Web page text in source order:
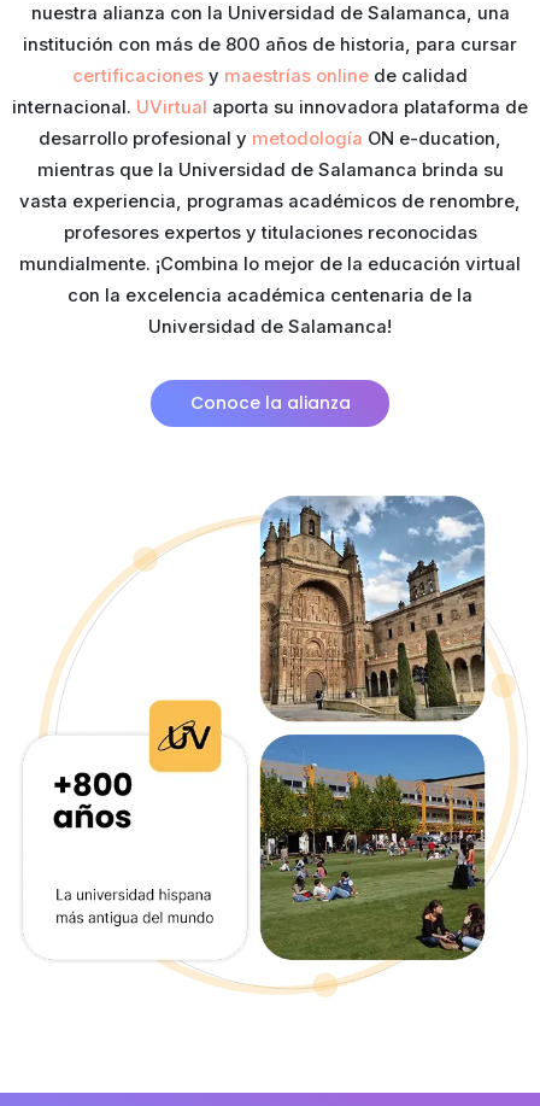
nuestra alianza con la Universidad de Salamanca, una
institución con más de 800 años de historia, para cursar
certificaciones y maestrías online de calidad
internacional. UVirtual aporta su innovadora plataforma de
desarrollo profesional y metodología ON e-ducation,
mientras que la Universidad de Salamanca brinda su
vasta experiencia, programas académicos de renombre,
profesores expertos y titulaciones reconocidas
mundialmente. ¡Combina lo mejor de la educación virtual
con la excelencia académica centenaria de la
Universidad de Salamanca!
Conoce la alianza